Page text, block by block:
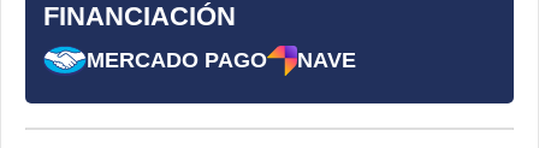
FINANCIACIÓN
MERCADO PAGO NAVE